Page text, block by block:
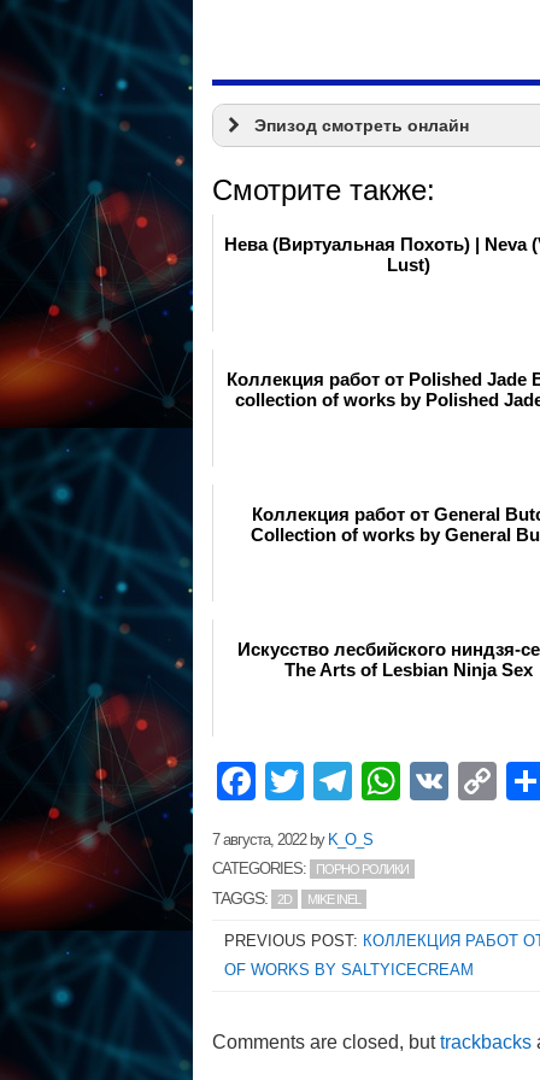
Эпизод смотреть онлайн
Смотрите также:
Нева (Виртуальная Похоть) | Neva
Lust)
Коллекция работ от Polished Jade
collection of works by Polished
Коллекция работ от General
Collection of works by General
Искусство лесбийского ниндзя-
The Arts of Lesbian Ninja Sex
Facebook
TwitterTelegram
VK
7 августа, 2022by K_O_S
CATEGORIES:
ПОРНО РОЛИКИ
TAGGS: 2D MIKE INEL
PREVIOUS POST: КОЛЛЕКЦИЯ РАБОТ ОТ
OF WORKS BY SALTYICECREAM
Comments are closed, buttrackbacks